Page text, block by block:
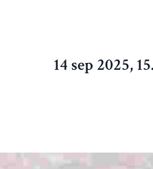
14 sep 2025,